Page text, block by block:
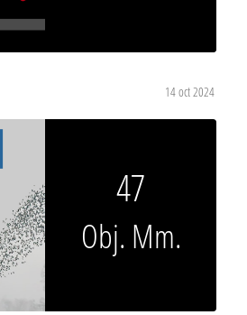
14 oct 2024
47
Obj. Mm.